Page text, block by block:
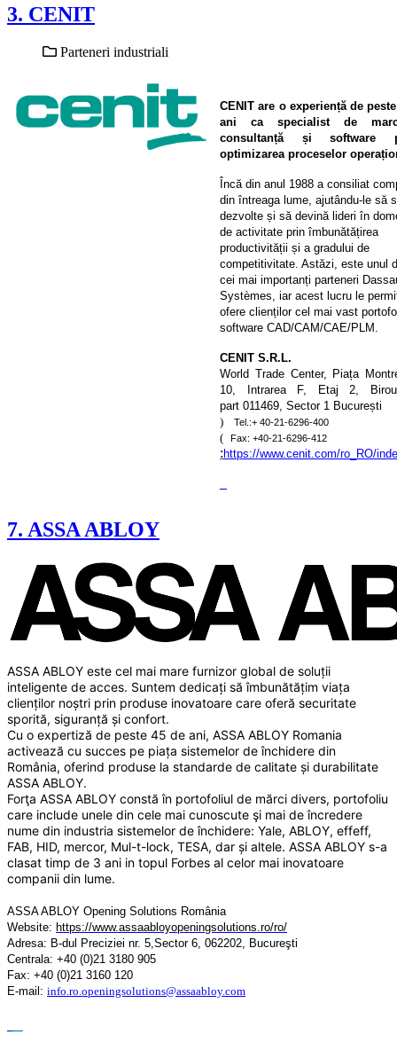
3. CENIT
Parteneri industriali
CENIT are o experiență de
ani ca specialist de
consultanță și software
optimizarea proceselor
Încă din anul 1988 a consiliat
din întreaga lume, ajutându-le să
dezvolte și să devină lideri în
de activitate prin îmbunătățirea
productivității și a gradului de
competitivitate. Astăzi, este unul
cei mai importanți parteneri
Systèmes, iar acest lucru le
ofere clienților cel mai vast
software CAD/CAM/CAE/PLM.
CENIT S.R.L.
World Trade Center, Piața
10, Intrarea F, Etaj 2,
part 011469, Sector 1 București
) Tel.:+ 40-21-6296-400
( Fax: +40-21-6296-412
:https://www.cenit.com/ro_RO/
7. ASSA ABLOY
ASSA ABLOY este cel mai mare furnizor global de soluții
inteligente de acces. Suntem dedicați să îmbunătățim viața
clienților noștri prin produse inovatoare care oferă securitate
sporită, siguranță și confort.
Cu o expertiză de peste 45 de ani, ASSA ABLOY Romania
activează cu succes pe piața sistemelor de închidere din
România, oferind produse la standarde de calitate și durabilitate
ASSA ABLOY.
Forţa ASSA ABLOY constă în portofoliul de mărci divers, portofoliu
care include unele din cele mai cunoscute şi mai de încredere
nume din industria sistemelor de închidere: Yale, ABLOY, effeff,
FAB, HID, mercor, Mul-t-lock, TESA, dar și altele. ASSA ABLOY s-a
clasat timp de 3 ani in topul Forbes al celor mai inovatoare
companii din lume.
ASSA ABLOY Opening Solutions România
Website: https://www.assaabloyopeningsolutions.ro/ro/
Adresa: B-dul Preciziei nr. 5, Sector 6, 062202, Bucureşti
Centrala: +40 (0)21 3180 905
Fax: +40 (0)21 3160 120
E-mail: info.ro.openingsolutions@assaabloy.com